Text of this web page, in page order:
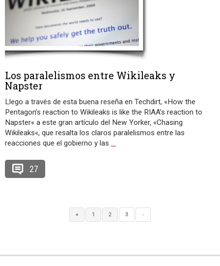
Los paralelismos entre Wikileaks y
Napster
Llego a través de esta buena reseña en Techdirt, «How the
Pentagon’s reaction to Wikileaks is like the RIAA’s reaction to
Napster« a este gran artículo del New Yorker, «Chasing
Wikileaks«, que resalta los claros paralelismos entre las
reacciones que el gobierno y las …
27
« 1 2 3 »